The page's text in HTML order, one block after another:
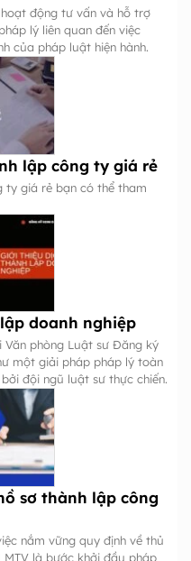
động tư vấn và hỗ trợ
lý liên quan đến việc
của pháp luật hiện hành.
lập công ty giá rẻ
ty giá rẻ bạn có thể tham
doanh nghiệp
Văn phòng Luật sư Đăng ký
một giải pháp pháp lý toàn
đội ngũ luật sư thực chiến.
sơ thành lập công
nắm vững quy định về thủ
là bước khởi đầu pháp